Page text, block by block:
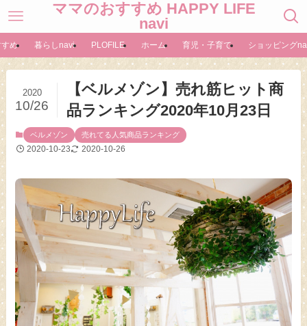
ママのおすすめ HAPPY LIFE
navi
め 暮らしnavi PLOFILE ホーム 育児・子育て ショッピング
【ベルメゾン】売れ筋ヒット商
品ランキング2020年10月23日
2020
10/26
ベルメゾン 売れてる人気商品ランキング
2020-10-23 2020-10-26